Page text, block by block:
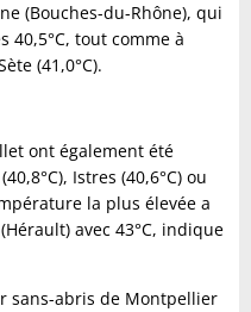
(Bouches-du-Rhône), qui
tout comme à
(41,0°C).
ont également été
Istres (40,6°C) ou
la plus élevée a
avec 43°C, indique
sans-abris de Montpellier